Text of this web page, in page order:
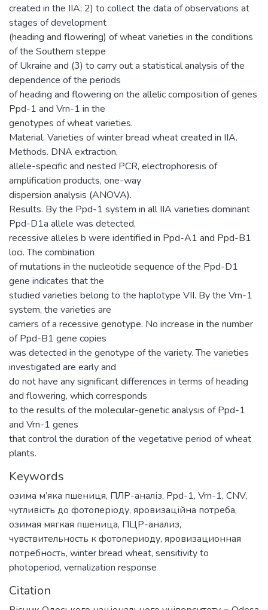
created in the IIA; 2) to collect the data of observations at
stages of development
(heading and flowering) of wheat varieties in the conditions
of the Southern steppe
of Ukraine and (3) to carry out a statistical analysis of the
dependence of the periods
of heading and flowering on the allelic composition of genes
Ppd-1 and Vrn-1 in the
genotypes of wheat varieties.
Material. Varieties of winter bread wheat created in IIA.
Methods. DNA extraction,
allele-specific and nested PCR, electrophoresis of
amplification products, one-way
dispersion analysis (ANOVA).
Results. By the Ppd-1 system in all IIA varieties dominant
Ppd-D1a allele was detected,
recessive alleles b were identified in Ppd-A1 and Ppd-B1
loci. The combination
of mutations in the nucleotide sequence of the Ppd-D1
gene indicates that the
studied varieties belong to the haplotype VII. By the Vrn-1
system, the varieties are
carriers of a recessive genotype. No increase in the number
of Ppd-B1 gene copies
was detected in the genotype of the variety. The varieties
investigated are early and
do not have any significant differences in terms of heading
and flowering, which corresponds
to the results of the molecular-genetic analysis of Ppd-1
and Vrn-1 genes
that control the duration of the vegetative period of wheat
plants.
Keywords
озима м’яка пшениця, ПЛР-аналіз, Ppd-1, Vrn-1, CNV,
чутливість до фотоперіоду, яровизаційна потреба,
озимая мягкая пшеница, ПЦР-анализ,
чувствительность к фотопериоду, яровизационная
потребность, winter bread wheat, sensitivity to
photoperiod, vernalization response
Citation